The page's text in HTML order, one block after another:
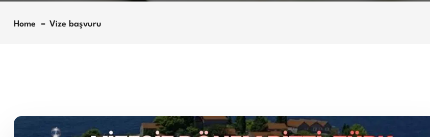
Home Vize başvuru